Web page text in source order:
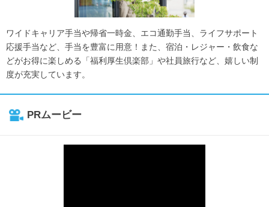
ワイドキャリア手当や帰省一時金、エコ通勤手当、ライフサポート
応援手当など、手当を豊富に用意！また、宿泊・レジャー・飲食な
どがお得に楽しめる「福利厚生倶楽部」や社員旅行など、嬉しい制
度が充実しています。
PRムービー